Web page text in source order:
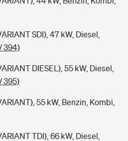
SDI), 47 kW, Diesel,
394)
DIESEL), 55 kW, Diesel,
395)
55 kW, Benzin, Kombi,
TDI), 66 kW, Diesel,